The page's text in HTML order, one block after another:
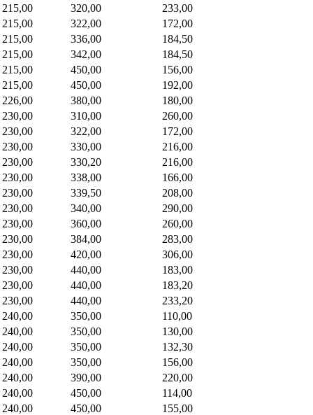
215,00
320,00
233,00
215,00
322,00
172,00
215,00
336,00
184,50
215,00
342,00
184,50
215,00
450,00
156,00
215,00
450,00
192,00
226,00
380,00
180,00
230,00
310,00
260,00
230,00
322,00
172,00
230,00
330,00
216,00
230,00
330,20
216,00
230,00
338,00
166,00
230,00
339,50
208,00
230,00
340,00
290,00
230,00
360,00
260,00
230,00
384,00
283,00
230,00
420,00
306,00
230,00
440,00
183,00
230,00
440,00
183,20
230,00
440,00
233,20
240,00
350,00
110,00
240,00
350,00
130,00
240,00
350,00
132,30
240,00
350,00
156,00
240,00
390,00
220,00
240,00
450,00
114,00
240,00
450,00
155,00